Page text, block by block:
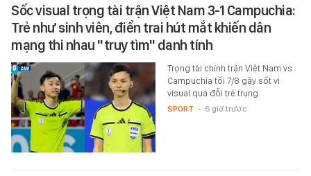
Sốc visual trọng tài trận Việt Nam 3-1 Campuchia:
Trẻ như sinh viên, điển trai hút mắt khiến dân
mạng thi nhau "truy tìm" danh tính
Trọng tài chính trận Việt Nam vs
Campuchia tối 7/8 gây sốt vì
visual quá đỗi trẻ trung.
SPORT - 6 giờ trước